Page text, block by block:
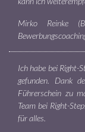
Mirko Reinke
Ich habe bei Right-
gefunden. Dank
Führerschein zu
Team bei Right-
für alles.